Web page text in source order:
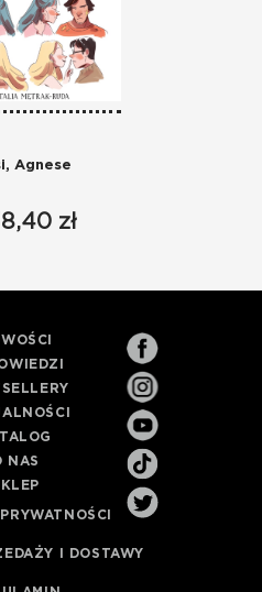
, Agnese
zł
NAS
I DOSTAWY